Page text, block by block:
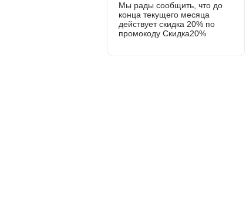
Мы рады сообщить, что до
конца текущего месяца
действует скидка 20% по
промокоду Скидка20%